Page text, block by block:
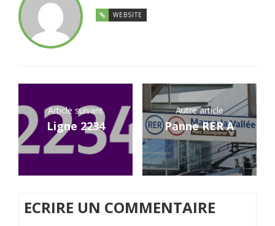
WEBSITE
Article suivant
Ligne 2234
Autre article
Panne RER A
ECRIRE UN COMMENTAIRE